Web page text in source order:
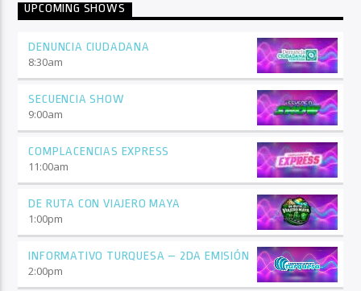
UPCOMING SHOWS
DENUNCIA CIUDADANA
8:30am
SECUENCIA SHOW
9:00am
COMPLACENCIAS EXPRESS
11:00am
DE RUTA CON VIAJERO MAYA
1:00pm
INFORMATIVO TURQUESA – 2DA EMISIÓN
2:00pm